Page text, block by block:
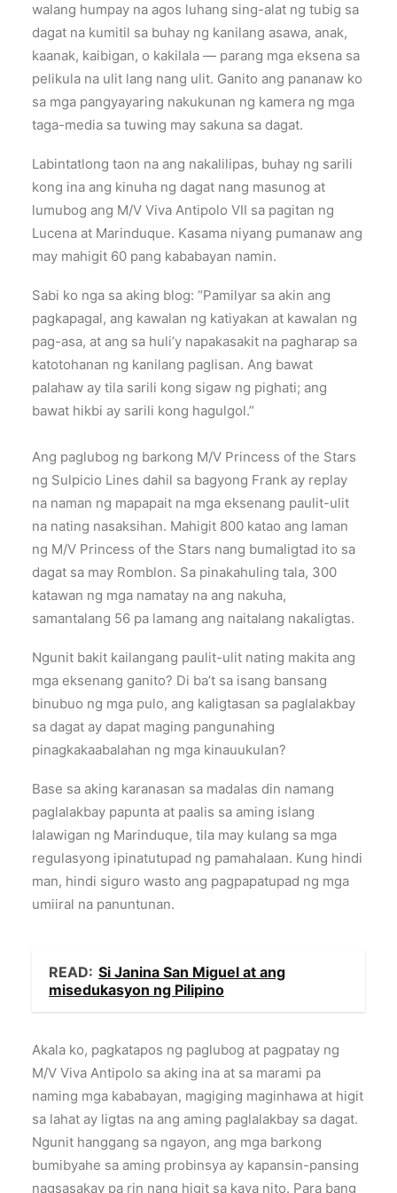
walang humpay na agos luhang sing-alat ng tubig sa
dagat na kumitil sa buhay ng kanilang asawa, anak,
kaanak, kaibigan, o kakilala — parang mga eksena sa
pelikula na ulit lang nang ulit. Ganito ang pananaw ko
sa mga pangyayaring nakukunan ng kamera ng mga
taga-media sa tuwing may sakuna sa dagat.
Labintatlong taon na ang nakalilipas, buhay ng sarili
kong ina ang kinuha ng dagat nang masunog at
lumubog ang M/V Viva Antipolo VII sa pagitan ng
Lucena at Marinduque. Kasama niyang pumanaw ang
may mahigit 60 pang kababayan namin.
Sabi ko nga sa aking blog: “Pamilyar sa akin ang
pagkapagal, ang kawalan ng katiyakan at kawalan ng
pag-asa, at ang sa huli’y napakasakit na pagharap sa
katotohanan ng kanilang paglisan. Ang bawat
palahaw ay tila sarili kong sigaw ng pighati; ang
bawat hikbi ay sarili kong hagulgol.”
Ang paglubog ng barkong M/V Princess of the Stars
ng Sulpicio Lines dahil sa bagyong Frank ay replay
na naman ng mapapait na mga eksenang paulit-ulit
na nating nasaksihan. Mahigit 800 katao ang laman
ng M/V Princess of the Stars nang bumaligtad ito sa
dagat sa may Romblon. Sa pinakahuling tala, 300
katawan ng mga namatay na ang nakuha,
samantalang 56 pa lamang ang naitalang nakaligtas.
Ngunit bakit kailangang paulit-ulit nating makita ang
mga eksenang ganito? Di ba’t sa isang bansang
binubuo ng mga pulo, ang kaligtasan sa paglalakbay
sa dagat ay dapat maging pangunahing
pinagkakaabalahan ng mga kinauukulan?
Base sa aking karanasan sa madalas din namang
paglalakbay papunta at paalis sa aming islang
lalawigan ng Marinduque, tila may kulang sa mga
regulasyong ipinatutupad ng pamahalaan. Kung hindi
man, hindi siguro wasto ang pagpapatupad ng mga
umiiral na panuntunan.
READ: Si Janina San Miguel at ang
misedukasyon ng Pilipino
Akala ko, pagkatapos ng paglubog at pagpatay ng
M/V Viva Antipolo sa aking ina at sa marami pa
naming mga kababayan, magiging maginhawa at higit
sa lahat ay ligtas na ang aming paglalakbay sa dagat.
Ngunit hanggang sa ngayon, ang mga barkong
bumibyahe sa aming probinsya ay kapansin-pansing
nagsasakay pa rin nang higit sa kaya nito. Para bang